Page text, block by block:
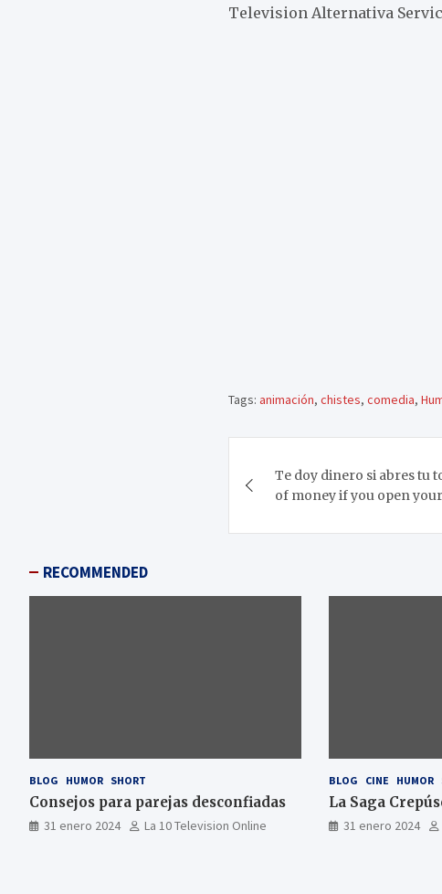
Television Alternativa
Tags: animación,chistes,comedia,
de
entradas
Te doy dinero si abres tu
of money if you open
RECOMMENDED
BLOG HUMOR SHORT
Consejos para parejas desconfiadas
31 enero 2024 La 10 Television Online
BLOG CINE HUMOR
La Saga
31 enero 2024